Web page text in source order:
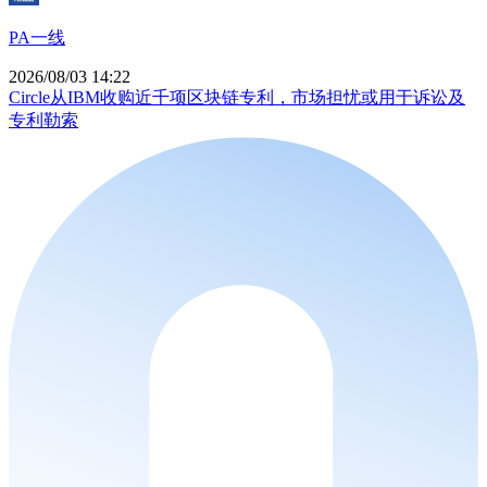
PA一线
2026/08/03 14:22
Circle从IBM收购近千项区块链专利，市场担忧或用于诉讼及
专利勒索